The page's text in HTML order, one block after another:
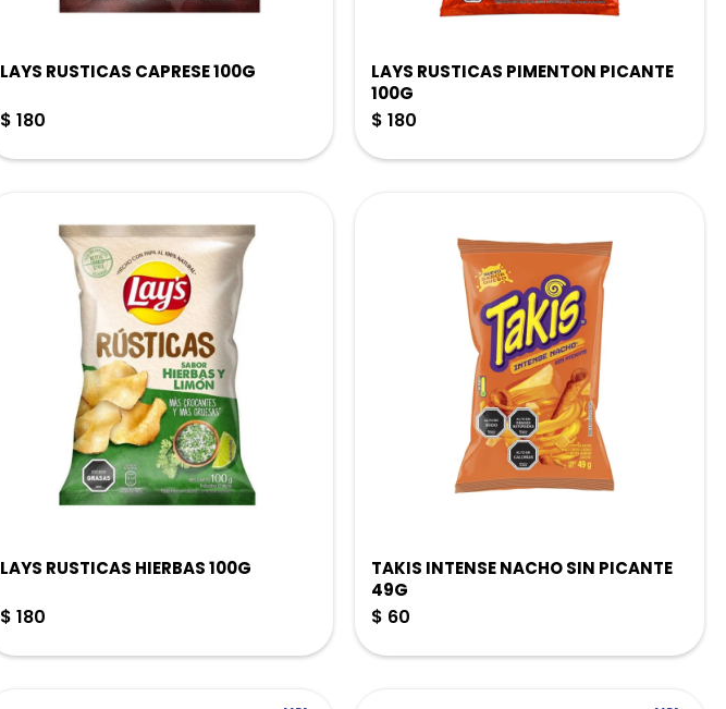
LAYS RUSTICAS CAPRESE 100G
$ 180
LAYS RUSTICAS PIMENTON PICANTE
100G
$ 180
LAYS RUSTICAS HIERBAS 100G
$ 180
TAKIS INTENSE NACHO SIN PICANTE
49G
$ 60